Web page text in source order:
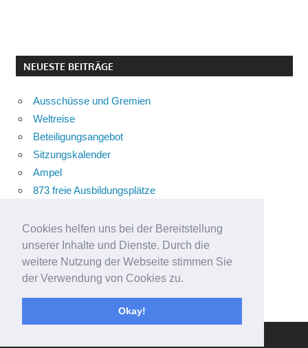
Cookies helfen uns bei der Bereitstellung
unserer Inhalte und Dienste. Durch die
weitere Nutzung der Webseite stimmen Sie
der Verwendung von Cookies zu.
Okay!
NEUESTE BEITRÄGE
Ausschüsse und Gremien
Weltreise
Beteiligungsangebot
Sitzungskalender
Ampel
873 freie Ausbildungsplätze
Aktuelle Verkehrsmeldungen
Terracliff
Wärmeplanung
Demokratie-Tag 2026
Neuer Jahrgang